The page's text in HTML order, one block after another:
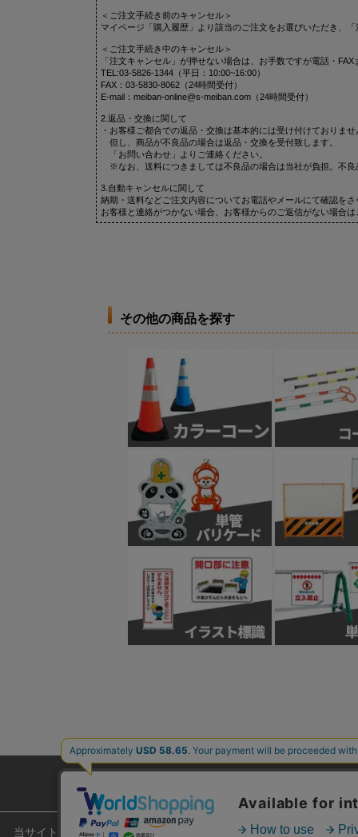
＜ご注文手続き前のキャンセル＞
マイページ「購入履歴」より該当のご注文をお選びいただき、
＜ご注文手続き中のキャンセル＞
「注文キャンセル」が押せない場合は、お手数ですが電話・
TEL:03-5826-1344（平日：10:00~16:00）
FAX：03-5830-8062（24時間受付）
E-mail：meiban-online@s-meiban.com（24時間受付）
2.返品・交換に関して
・お客様ご都合での返品・交換は基本的には受け付けておりませ
但し、商品が不良品の場合は返品・交換を受付致します。
「お問い合わせ」よりご連絡ください。
※なお、送料につきましては不良品の場合は当社が負担。不良
3.自動キャンセルに関して
納期・送料などご注文内容についてお電話やメールにて確認を
お客様と連絡がつかない場合、お客様からのご返信がない場合
その他の商品を探す
当サイトでは安心してご利用いただくため、またサイトの利便性